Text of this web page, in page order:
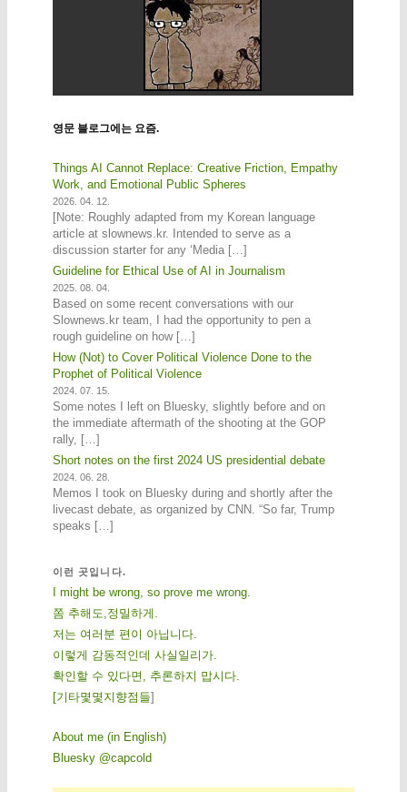
영문 블로그에는 요즘.
Things AI Cannot Replace: Creative Friction, Empathy
Work, and Emotional Public Spheres
2026. 04. 12.
[Note: Roughly adapted from my Korean language
article at slownews.kr. Intended to serve as a
discussion starter for any ‘Media […]
Guideline for Ethical Use of AI in Journalism
2025. 08. 04.
Based on some recent conversations with our
Slownews.kr team, I had the opportunity to pen a
rough guideline on how […]
How (Not) to Cover Political Violence Done to the
Prophet of Political Violence
2024. 07. 15.
Some notes I left on Bluesky, slightly before and on
the immediate aftermath of the shooting at the GOP
rally, […]
Short notes on the first 2024 US presidential debate
2024. 06. 28.
Memos I took on Bluesky during and shortly after the
livecast debate, as organized by CNN. “So far, Trump
speaks […]
이런 곳입니다.
I might be wrong, so prove me wrong.
쫌 추해도,정밀하게.
저는 여러분 편이 아닙니다.
이렇게 감동적인데 사실일리가.
확인할 수 있다면, 추론하지 맙시다.
[기 타몇 몇 지 향점 들]
About me (in English)
Bluesky @capcold